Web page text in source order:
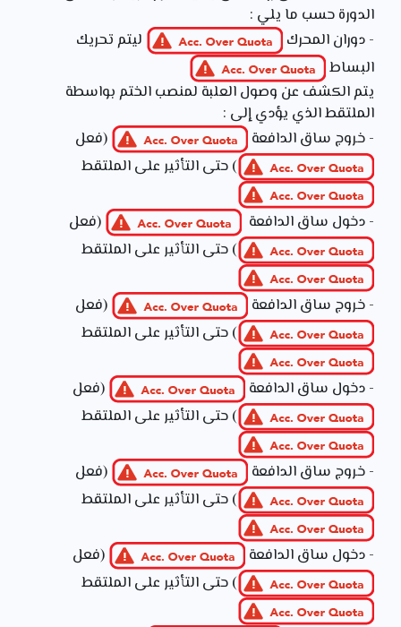
الدورة حسب ما يلي :
- دوران المحرك
ليتم تحريك
البساط
يتم الكشف عن وصول العلبة لمنصب الختم بواسطة
الملتقط الذي يؤدي إلى :
- خروج ساق الدافعة
(فعل
) حتى التأثير على الملتقط
- دخول ساق الدافعة
(فعل
) حتى التأثير على الملتقط
- خروج ساق الدافعة
(فعل
) حتى التأثير على الملتقط
- دخول ساق الدافعة
(فعل
) حتى التأثير على الملتقط
- خروج ساق الدافعة
(فعل
) حتى التأثير على الملتقط
- دخول ساق الدافعة
(فعل
) حتى التأثير على الملتقط